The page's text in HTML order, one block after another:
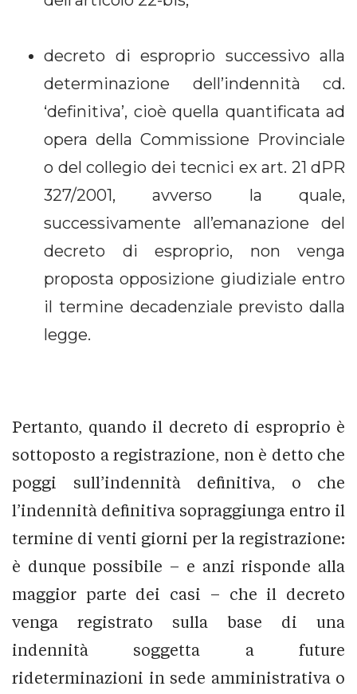
decreto di esproprio successivo alla
determinazione dell’indennità cd.
‘definitiva’, cioè quella quantificata ad
opera della Commissione Provinciale
o del collegio dei tecnici ex art. 21 dPR
327/2001, avverso la quale,
successivamente all’emanazione del
decreto di esproprio, non venga
proposta opposizione giudiziale entro
il termine decadenziale previsto dalla
legge.
Pertanto, quando il decreto di esproprio è
sottoposto a registrazione, non è detto che
poggi sull’indennità definitiva, o che
l’indennità definitiva sopraggiunga entro il
termine di venti giorni per la registrazione:
è dunque possibile – e anzi risponde alla
maggior parte dei casi – che il decreto
venga registrato sulla base di una
indennità soggetta a future
rideterminazioni in sede amministrativa o